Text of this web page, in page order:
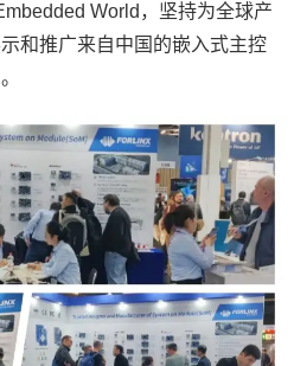
World，坚持为全球产
和推广来自中国的嵌入式主控